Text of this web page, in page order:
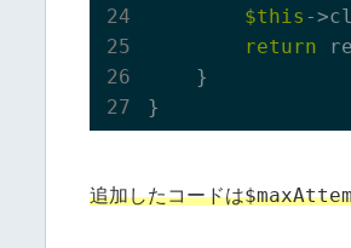
$this -
return
    }
追加したコードは